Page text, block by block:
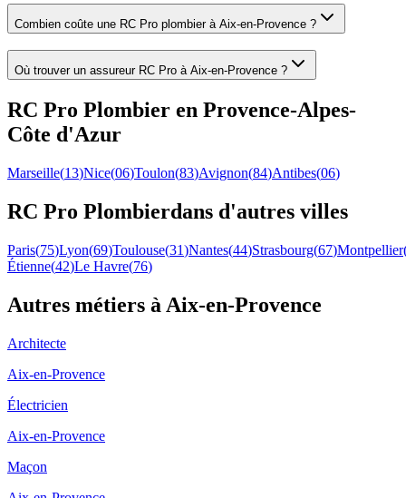
Combien coûte une RC Pro plombier à Aix-en-Provence ?
Où trouver un assureur RC Pro à Aix-en-Provence ?
RC Pro Plombier en Provence-Alpes-
Côte d'Azur
Marseille(13)Nice(06)Toulon(83)Avignon(84)Antibes(06)
RC Pro Plombierdans d'autres villes
Paris(75)Lyon(69)Toulouse(31)Nantes(44)Strasbourg(67)Montpellier
Étienne(42)Le Havre(76)
Autres métiers à Aix-en-Provence
Architecte
Aix-en-Provence
Électricien
Aix-en-Provence
Maçon